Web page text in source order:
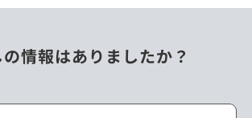
情報はありましたか？